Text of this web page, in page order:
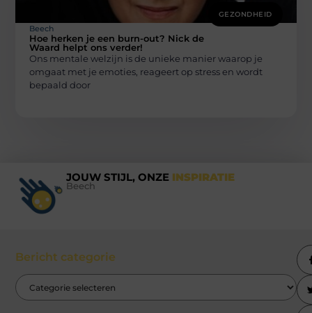
GEZONDHEID
Beech
Hoe herken je een burn-out? Nick de
Waard helpt ons verder!
Ons mentale welzijn is de unieke manier waarop je
omgaat met je emoties, reageert op stress en wordt
bepaald door
JOUW STIJL, ONZE INSPIRATIE
Beech
Bericht categorie